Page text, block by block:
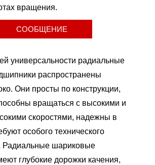
вращения.
СООБЩЕНИЕ
универсальности радиальные
распространены
Они просты по конструкции,
вращаться с высокими и
скоростями, надежны в
особого технического
Радиальные шариковые
глубокие дорожки качения,